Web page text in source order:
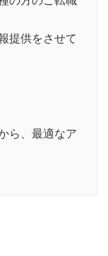
提供をさせて
ら、最適なア